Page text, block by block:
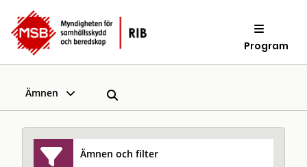
Program
Ämnen
Ämnen och filter